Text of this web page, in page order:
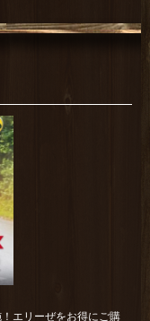
エリーぜをお得にご購